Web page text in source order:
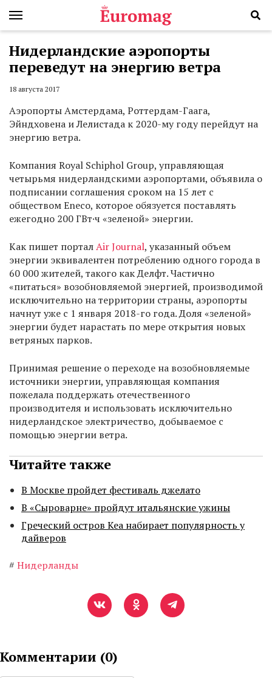
Нидерландские аэропорты
переведут на энергию ветра
18 августа 2017
Аэропорты Амстердама, Роттердам-Гаага,
Эйндховена и Лелистада к 2020-му году перейдут на
энергию ветра.
Компания Royal Schiphol Group, управляющая
четырьмя нидерландскими аэропортами, объявила о
подписании соглашения сроком на 15 лет с
обществом Eneco, которое обязуется поставлять
ежегодно 200 ГВт·ч «зеленой» энергии.
Как пишет порталAir Journal, указанный объем
энергии эквивалентен потреблению одного города в
60 000 жителей, такого как Делфт. Частично
«питаться» возобновляемой энергией, производимой
исключительно на территории страны, аэропорты
начнут уже с 1 января 2018-го года. Доля «зеленой»
энергии будет нарастать по мере открытия новых
ветряных парков.
Принимая решение о переходе на возобновляемые
источники энергии, управляющая компания
пожелала поддержать отечественного
производителя и использовать исключительно
нидерландское электричество, добываемое с
помощью энергии ветра.
Читайте также
В Москве пройдет фестиваль джелато
В «Сыроварне» пройдут итальянские ужины
Греческий остров Кеа набирает популярность у
дайверов
# Нидерланды
Комментарии (0)